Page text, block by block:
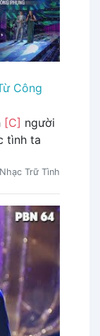
Công
[C] người
tình ta
Nhạc Trữ Tình